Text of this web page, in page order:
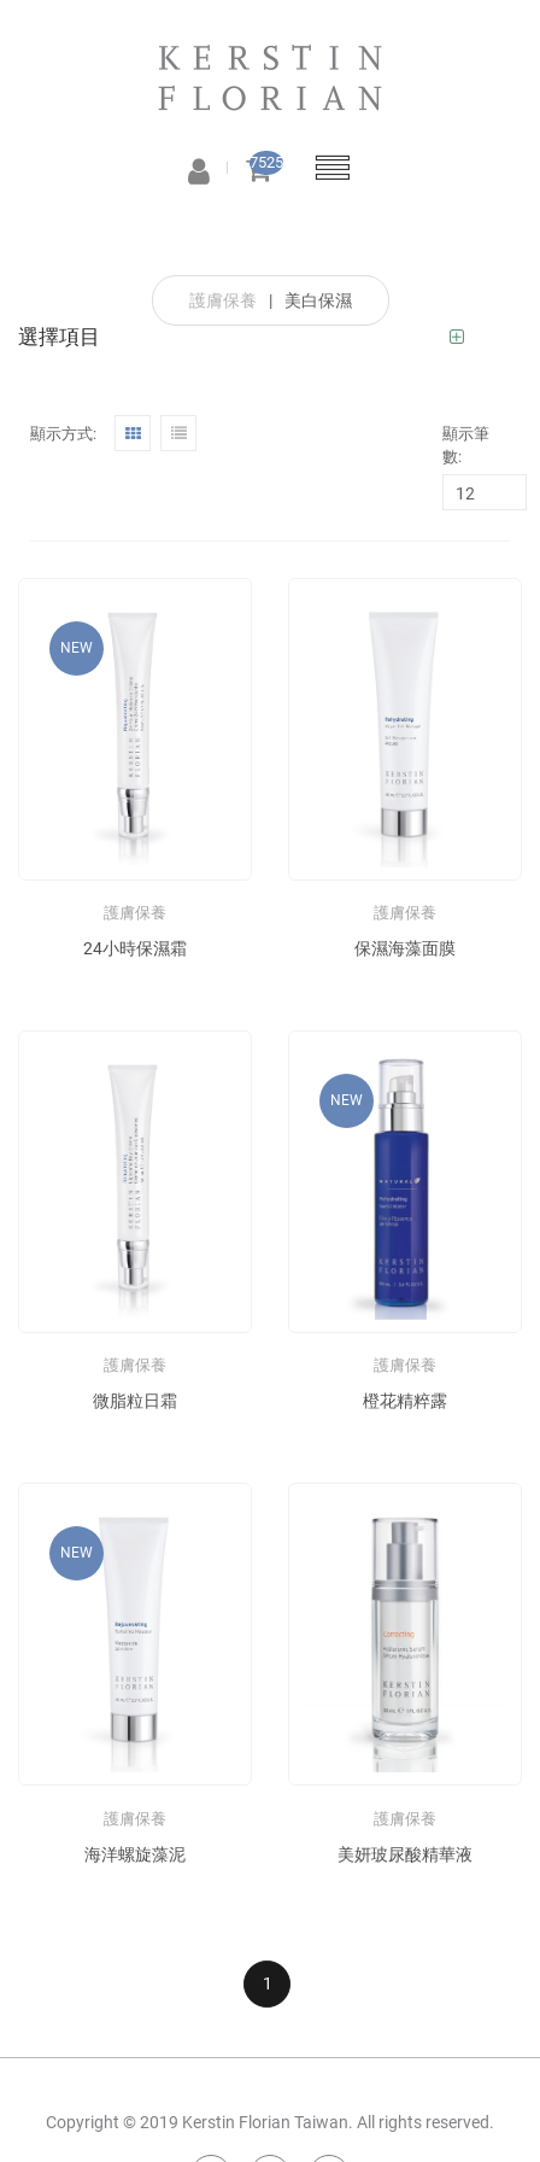
7525
護膚保養 | 美白保濕
選擇項目
顯示方式:
顯示筆
數:
NEW
護膚保養
24小時保濕霜
護膚保養
保濕海藻面膜
護膚保養
微脂粒日霜
NEW
護膚保養
橙花精粹露
NEW
護膚保養
海洋螺旋藻泥
護膚保養
美妍玻尿酸精華液
1
Copyright © 2019 Kerstin Florian Taiwan. All rights reserved.